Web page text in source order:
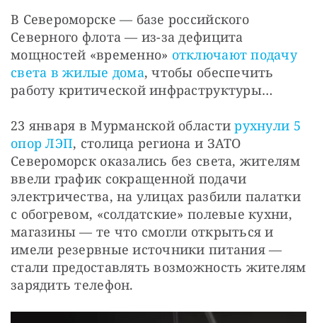
В Североморске — базе российского
Северного флота — из-за дефицита
мощностей «временно» отключают подачу
света в жилые дома, чтобы обеспечить
работу критической инфраструктуры…
23 января в Мурманской области рухнули 5
опор ЛЭП, столица региона и ЗАТО
Североморск оказались без света, жителям
ввели график сокращенной подачи
электричества, на улицах разбили палатки
с обогревом, «солдатские» полевые кухни,
магазины — те что смогли открыться и
имели резервные источники питания —
стали предоставлять возможность жителям
зарядить телефон.